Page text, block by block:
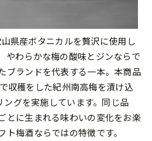
県産ボタニカルを贅沢に使⽤し
やわらかな梅の酸味とジンならで
ブランドを代表する⼀本。本商品
収穫をした紀州南⾼梅を漬け込
グを実施しています。同じ品
とに⽣まれる味わいの変化をお楽
ト梅酒ならではの特徴です。